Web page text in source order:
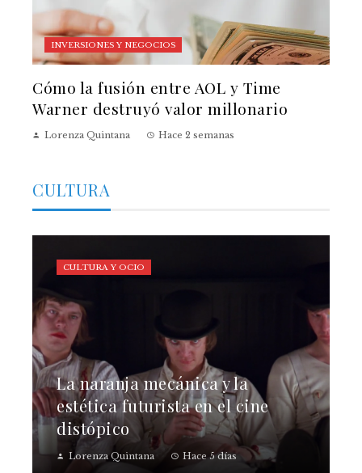
INVERSIONES Y NEGOCIOS
Cómo la fusión entre AOL y Time
Warner destruyó valor millonario
Lorenza Quintana Hace 2 semanas
CULTURA
La naranja mecánica y la
estética futurista en el cine
distópico
Lorenza Quintana Hace 5 días
CULTURA Y OCIO